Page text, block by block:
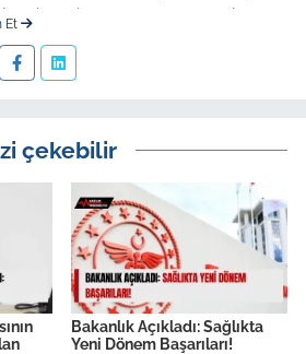
düzenleme üzerine uzmanlaşmış
Et
çekebilir
Bakanlık Açıkladı: Sağlıkta
Yeni Dönem Başarıları!